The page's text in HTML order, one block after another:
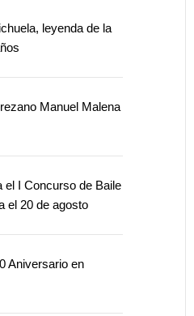
leyenda de la
Manuel Malena
el I Concurso de Baile
el 20 de agosto
Aniversario en